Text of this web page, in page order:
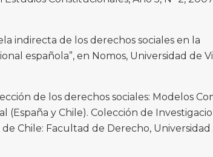
indirecta de los derechos sociales en la
española”, en Nomos, Universidad de
de los derechos sociales: Modelos
(España y Chile). Colección de
de Chile: Facultad de Derecho,